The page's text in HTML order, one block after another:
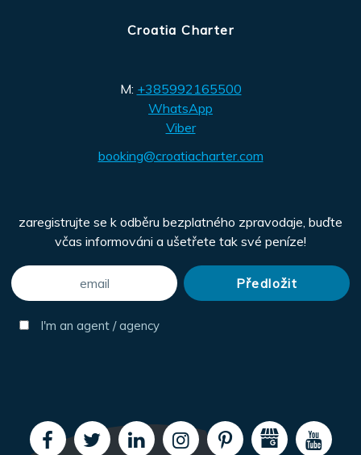
Croatia Charter
M: +385992165500
WhatsApp
Viber
booking@croatiacharter.com
zaregistrujte se k odběru bezplatného zpravodaje, buďte
včas informováni a ušetřete tak své peníze!
I'm an agent / agency